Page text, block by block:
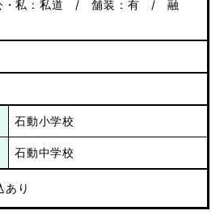
私：私道 / 舗装：有 / 融
石動小学校
石動中学校
あり